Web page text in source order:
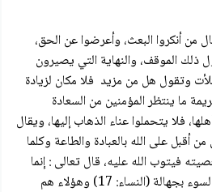
من أنكروا البعث، وأعرضوا عن الحق،
الموقف، والنهاية التي يصيرون
وتقول هل من مزيد فلا مكان لزيادة
ما ينتظر المؤمنين من السعادة
فلا يتحملوا عناء الذهاب إليها، ويقال
أقبل على الله بالعبادة والطاعة وكلما
فيتوب الله عليه، قال تعالى : إنما
التوبة على الله للذين يعملون السوء بجهالة (النساء: 17) وهؤلاء هم